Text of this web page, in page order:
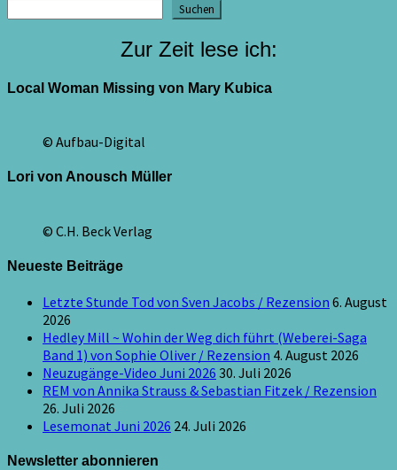
Suchen
Zur Zeit lese ich:
Local Woman Missing von Mary Kubica
© Aufbau-Digital
Lori von Anousch Müller
© C.H. Beck Verlag
Neueste Beiträge
Letzte Stunde Tod von Sven Jacobs / Rezension 6. August
2026
Hedley Mill ~ Wohin der Weg dich führt (Weberei-Saga
Band 1) von Sophie Oliver / Rezension 4. August 2026
Neuzugänge-Video Juni 2026 30. Juli 2026
REM von Annika Strauss & Sebastian Fitzek / Rezension
26. Juli 2026
Lesemonat Juni 2026 24. Juli 2026
Newsletter abonnieren